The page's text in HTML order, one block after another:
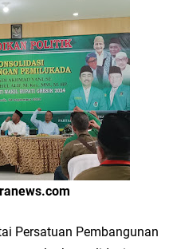
MURI, KWGe Angkat Kuliner
Salurkan 22.456 Bingkisan Lebaran
Jawa Timur
Desa Sidoraharjo: Simbol
Perkuat Keberlanjutan Program
Persatuan Pembangunan